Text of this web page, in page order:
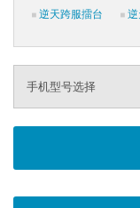
逆天跨服擂台
手机型号选择